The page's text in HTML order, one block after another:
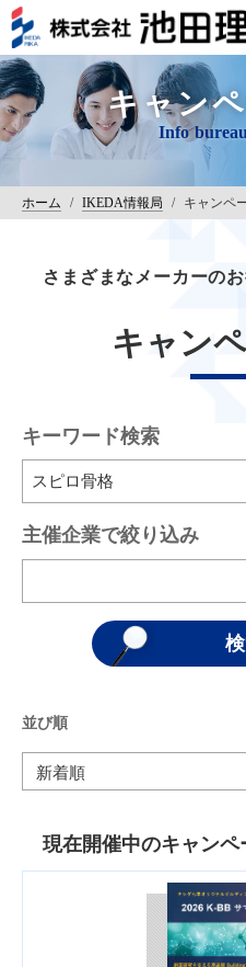
キャン
ホーム / IKEDA情報局 / キャンペ
さまざまなメーカーの
キャン
キーワード検索
主催企業で絞り込み
並び順
現在開催中のキャンペ